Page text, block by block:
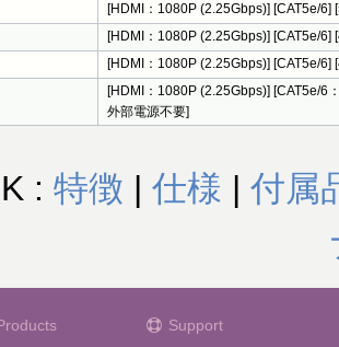
[HDMI：1080P (2.25Gbps)] [CAT5e/6]
[HDMI：1080P (2.25Gbps)] [CAT5e/6]
[HDMI：1080P (2.25Gbps)] [CAT5e/
[HDMI：1080P (2.25Gbps)] [CAT5e/6
外部電源不要]
: 特徴 | 仕様 | 付属
Support